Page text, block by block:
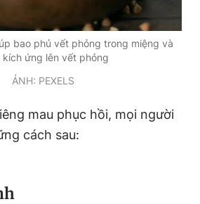
Chính sách bảo
Ngọc Toàn
trực: Hải Thành
Hiếu Dũng
Việt Hưng
GP - BTTTT cấp ngày 24.3.2020
nếu không có sự chấp thuận bằng văn
bao phủ vết phỏng trong miệng và
kích ứng lên vết phỏng
ẢNH: PEXELS
mau phục hồi, mọi người
cách sau: